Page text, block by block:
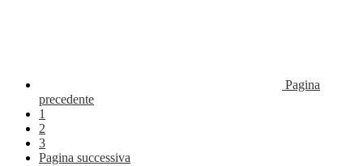
Pagina
precedente
1
2
3
Pagina successiva